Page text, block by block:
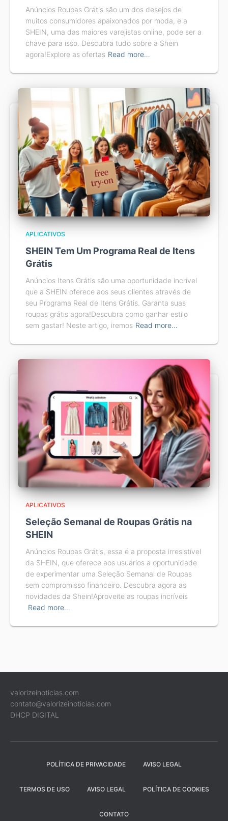
Anúncios Roupas Grátis são um dos desejos de
muitos consumidores apaixonados por moda, e a
SHEIN, uma das maiores varejistas online, pode ser a
chave para isso. Descubra tudo sobre a Shein
agora!Explore as ofertas Read more…
APLICATIVOS
SHEIN Tem Um Programa Real de Itens
Grátis
Anúncios Itens Grátis são uma oportunidade incrível
que a SHEIN oferece aos seus clientes através de
seu Programa Real de Itens Grátis. Garanta suas
roupas grátis agora!Descubra como ganhar estilo
sem gastar! Neste artigo, iremos Read more…
APLICATIVOS
Seleção Semanal de Roupas Grátis na
SHEIN
Anúncios Roupas Grátis, essa é a proposta irresistível
da SHEIN, que oferece aos usuários a oportunidade
de experimentar uma Seleção Semanal de Roupas
sem compromisso financeiro. Descubra agora as
novidades da Shein!Aproveite as roupas incríveis
Read more…
valorizeinoticias.com
contato@valorizeinoticias.com
DHCP DIGITAL
POLÍTICA DE PRIVACIDADE AVISO LEGAL
TERMOS DE USO AVISO LEGAL POLÍTICA DE COOKIES
CONTATO